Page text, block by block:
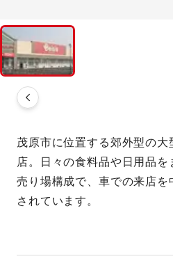
茂原市に位置する郊外型の
店。日々の食料品や日用品
売り場構成で、車での来店
されています。